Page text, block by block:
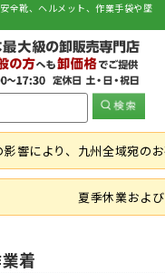
全靴、ヘルメット、作業手袋や墜
影響により、九州全域宛
夏季休業およ
着